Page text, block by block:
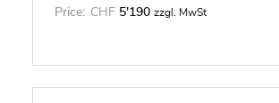
Price: CHF 5'190 zzgl. MwSt